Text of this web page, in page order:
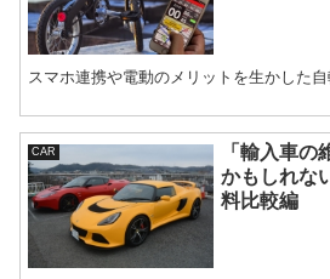
スマホ連携や電動のメリットを生かした自
CAR
「輸入車の
かもしれな
料比較編